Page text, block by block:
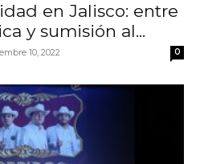
en Jalisco: entre
y sumisión al...
10, 2022 0